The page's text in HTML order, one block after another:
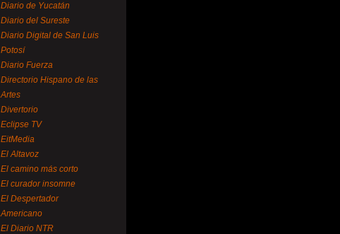
Diario de Yucatán
Diario del Sureste
Diario Digital de San Luis
Potosí
Diario Fuerza
Directorio Hispano de las
Artes
Divertorio
Eclipse TV
EitMedia
El Altavoz
El camino más corto
El curador insomne
El Despertador
Americano
El Diario NTR